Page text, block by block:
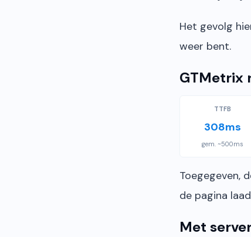
Het gevolg
weer bent.
GTMetrix
TTFB
308ms
gem. ~500ms
Toegegeven,
de pagina
Met